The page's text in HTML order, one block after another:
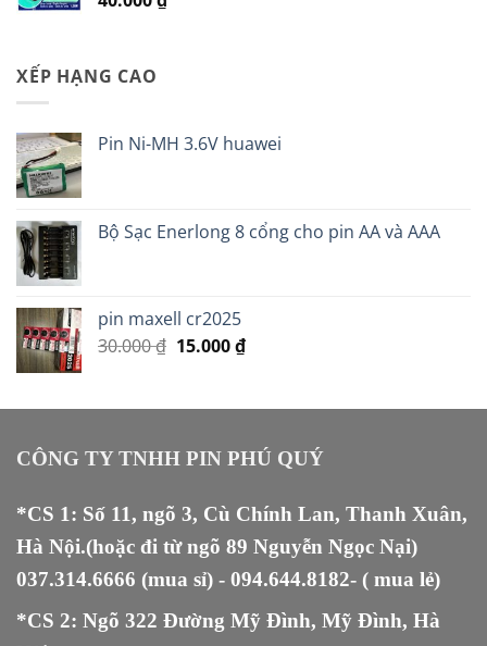
XẾP HẠNG CAO
Pin Ni-MH 3.6V huawei
Bộ Sạc Enerlong 8 cổng cho pin AA và AAA
pin maxell cr2025
30.000₫ Giá
30.000 ₫.
15.000₫Giá
là:
CÔNG TY TNHH PIN PHÚ QUÝ
*CS 1: Số 11, ngõ 3, Cù Chính Lan, Thanh Xuân,
Hà Nội.(hoặc đi từ ngõ 89 Nguyễn Ngọc Nại)
037.314.6666 (mua sỉ) - 094.644.8182- ( mua lẻ)
*CS 2: Ngõ 322 Đường Mỹ Đình, Mỹ Đình, Hà